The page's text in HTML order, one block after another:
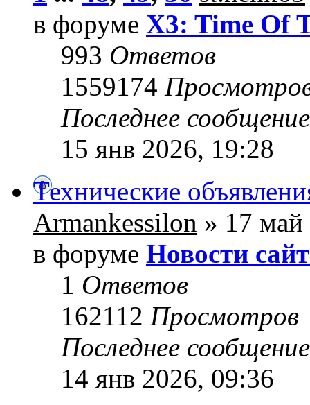
в форуме X3: Time Of
993 Ответов
1559174
Последнее
15 янв 2026, 19:28
Технические
Armankessilon » 17
в форуме Новости
1 Ответов
162112 Просмотров
Последнее
14 янв 2026, 09:36